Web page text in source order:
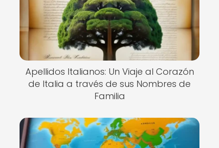
Apellidos Italianos: Un Viaje al Corazón
de Italia a través de sus Nombres de
Familia